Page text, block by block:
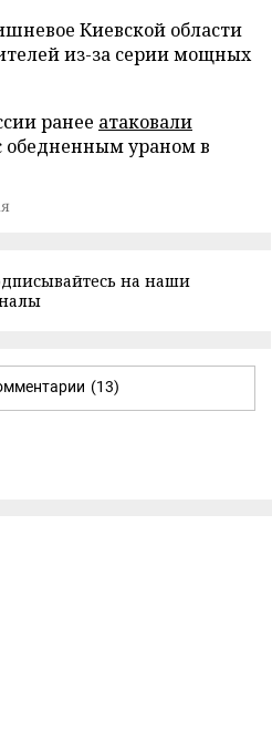
Киевской области
из-за серии мощных
ранее атаковали
обедненным ураном в
на наши
(13)